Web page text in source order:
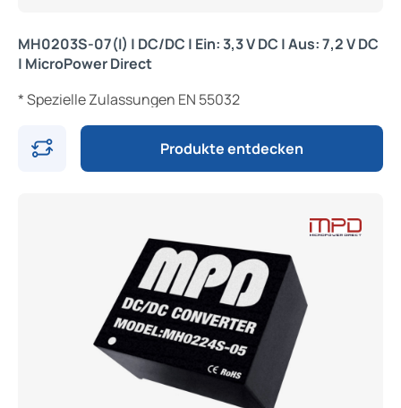
MH0203S-07(I) | DC/DC | Ein: 3,3 V DC | Aus: 7,2 V DC
| MicroPower Direct
* Spezielle Zulassungen EN 55032
Produkte entdecken